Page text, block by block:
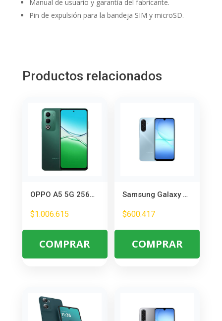
Manual de usuario y garantía del fabricante.
Pin de expulsión para la bandeja SIM y microSD.
Productos relacionados
OPPO A5 5G 256GB 8GB RAM Verde – Smartphone con Gran Almacenamiento y 5G
$1.006.615
COMPRAR
Samsung Galaxy A17 LTE 4GB RAM 128GB – Smartphone de Alto Rendimiento
$600.417
COMPRAR